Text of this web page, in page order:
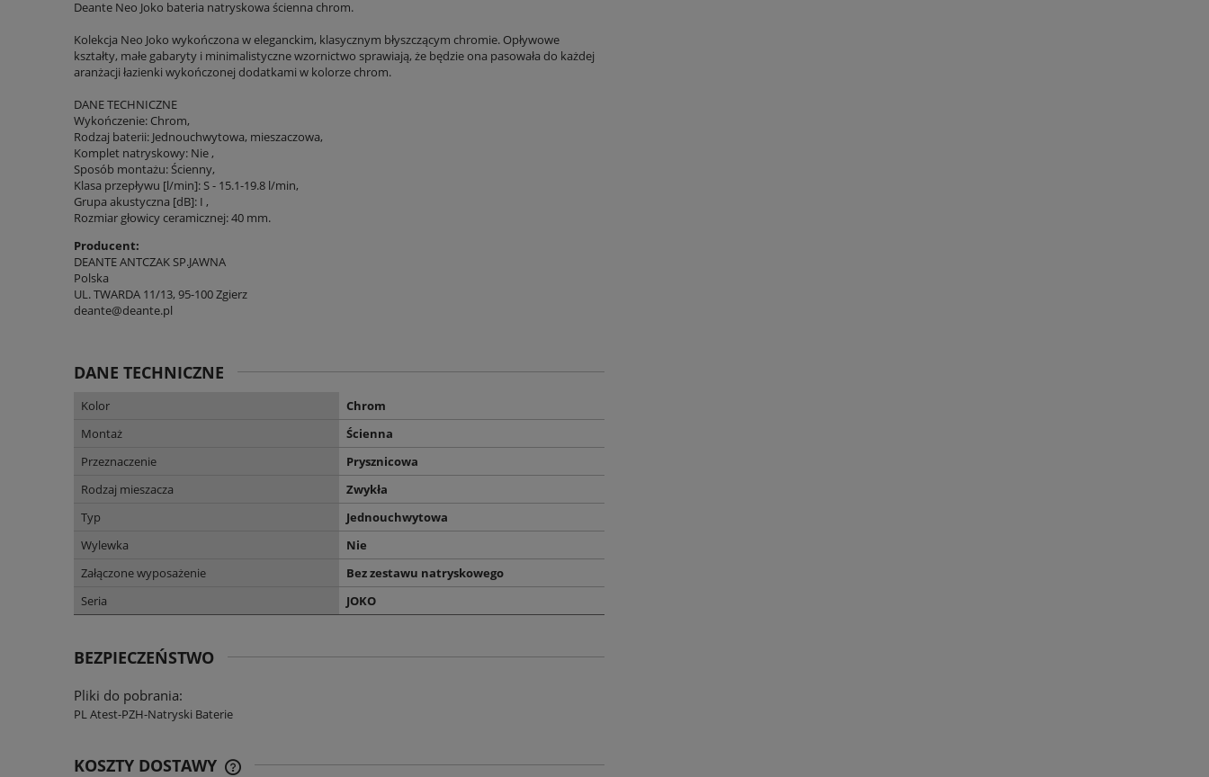
Deante Neo Joko bateria natryskowa ścienna chrom.
Kolekcja Neo Joko wykończona w eleganckim, klasycznym błyszczącym chromie. Opływowe
kształty, małe gabaryty i minimalistyczne wzornictwo sprawiają, że będzie ona pasowała do każdej
aranżacji łazienki wykończonej dodatkami w kolorze chrom.
DANE TECHNICZNE
Wykończenie: Chrom,
Rodzaj baterii: Jednouchwytowa, mieszaczowa,
Komplet natryskowy: Nie ,
Sposób montażu: Ścienny,
Klasa przepływu [l/min]: S - 15.1-19.8 l/min,
Grupa akustyczna [dB]: I ,
Rozmiar głowicy ceramicznej: 40 mm.
Producent:
DEANTE ANTCZAK SP.JAWNA
Polska
UL. TWARDA 11/13, 95-100 Zgierz
deante@deante.pl
DANE TECHNICZNE
Kolor
Chrom
Montaż
Ścienna
Przeznaczenie
Prysznicowa
Rodzaj mieszacza
Zwykła
Typ
Jednouchwytowa
Wylewka
Nie
Załączone wyposażenie
Bez zestawu natryskowego
Seria
JOKO
BEZPIECZEŃSTWO
Pliki do pobrania:
PL Atest-PZH-Natryski Baterie
KOSZTY DOSTAWY